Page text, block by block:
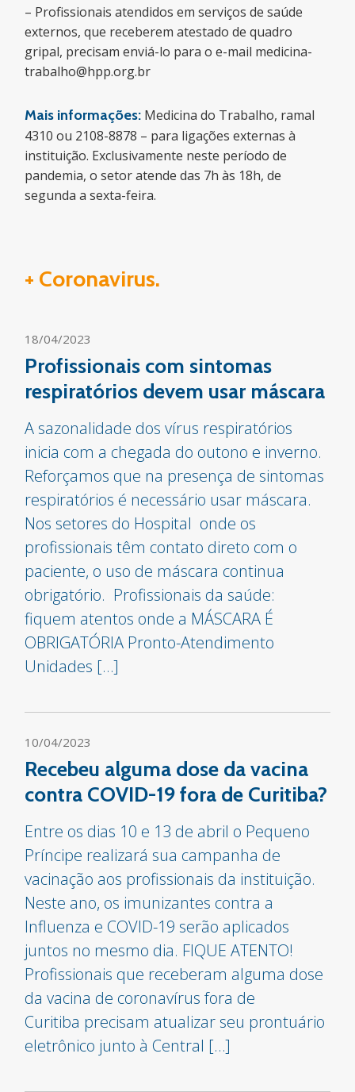
– Profissionais atendidos em serviços de saúde
externos, que receberem atestado de quadro
gripal, precisam enviá-lo para o e-mail medicina-
trabalho@hpp.org.br
Mais informações: Medicina do Trabalho, ramal
4310 ou 2108-8878 – para ligações externas à
instituição. Exclusivamente neste período de
pandemia, o setor atende das 7h às 18h, de
segunda a sexta-feira.
+ Coronavirus.
18/04/2023
Profissionais com sintomas
respiratórios devem usar máscara
A sazonalidade dos vírus respiratórios
inicia com a chegada do outono e inverno.
Reforçamos que na presença de sintomas
respiratórios é necessário usar máscara.
Nos setores do Hospital onde os
profissionais têm contato direto com o
paciente, o uso de máscara continua
obrigatório. Profissionais da saúde:
fiquem atentos onde a MÁSCARA É
OBRIGATÓRIA Pronto-Atendimento
Unidades […]
10/04/2023
Recebeu alguma dose da vacina
contra COVID-19 fora de Curitiba?
Entre os dias 10 e 13 de abril o Pequeno
Príncipe realizará sua campanha de
vacinação aos profissionais da instituição.
Neste ano, os imunizantes contra a
Influenza e COVID-19 serão aplicados
juntos no mesmo dia. FIQUE ATENTO!
Profissionais que receberam alguma dose
da vacina de coronavírus fora de
Curitiba precisam atualizar seu prontuário
eletrônico junto à Central […]